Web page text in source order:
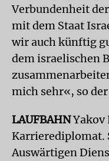
Verbundenheit
mit dem Staat
wir auch künftig
dem israelischen
mich sehr«, so
LAUFBAHNYakov
Karrierediplomat.
Auswärtigen